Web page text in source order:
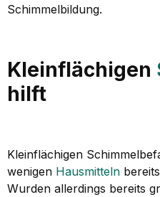
Schimmelbildung.
Kleinflächigen
hilft
Kleinflächigen
wenigen Hausmitteln
Wurden allerdings bereits